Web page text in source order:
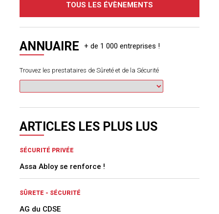
TOUS LES ÉVÈNEMENTS
ANNUAIRE
Trouvez les prestataires de Sûreté et de la Sécurité
ARTICLES LES PLUS LUS
SÉCURITÉ PRIVÉE
Assa Abloy se renforce !
SÛRETE - SÉCURITÉ
AG du CDSE